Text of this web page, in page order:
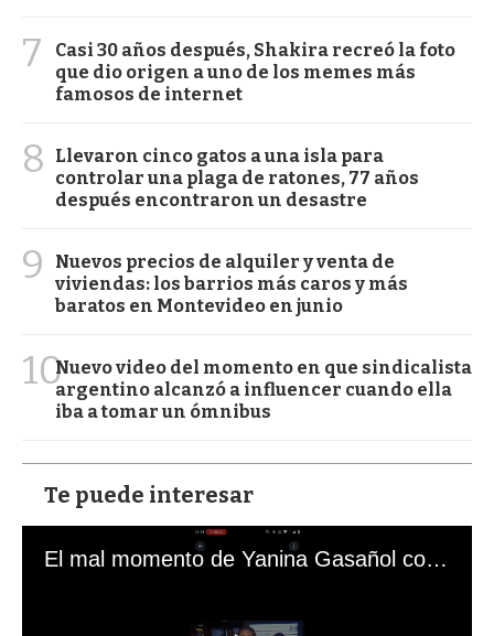
7
Casi 30 años después, Shakira recreó la foto
que dio origen a uno de los memes más
famosos de internet
8
Llevaron cinco gatos a una isla para
controlar una plaga de ratones, 77 años
después encontraron un desastre
9
Nuevos precios de alquiler y venta de
viviendas: los barrios más caros y más
baratos en Montevideo en junio
10Nuevo video del momento en que sindicalista
argentino alcanzó a influencer cuando ella
iba a tomar un ómnibus
Te puede interesar
El mal momento de Yanina Gasañol con un hincha argentino en "Subrayado"